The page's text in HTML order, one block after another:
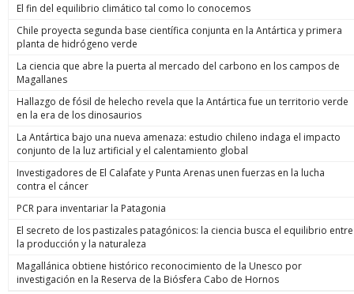
El fin del equilibrio climático tal como lo conocemos
Chile proyecta segunda base científica conjunta en la Antártica y primera
planta de hidrógeno verde
La ciencia que abre la puerta al mercado del carbono en los campos de
Magallanes
Hallazgo de fósil de helecho revela que la Antártica fue un territorio verde
en la era de los dinosaurios
La Antártica bajo una nueva amenaza: estudio chileno indaga el impacto
conjunto de la luz artificial y el calentamiento global
Investigadores de El Calafate y Punta Arenas unen fuerzas en la lucha
contra el cáncer
PCR para inventariar la Patagonia
El secreto de los pastizales patagónicos: la ciencia busca el equilibrio entre
la producción y la naturaleza
Magallánica obtiene histórico reconocimiento de la Unesco por
investigación en la Reserva de la Biósfera Cabo de Hornos